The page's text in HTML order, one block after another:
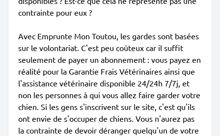
contrainte pour eux ?
Avec Emprunte Mon Toutou, les gardes sont basées
sur le volontariat. C'est peu coûteux car il suffit
seulement de payer un abonnement : vous payez en
réalité pour la Garantie Frais Vétérinaires ainsi que
l'assistance vétérinaire disponible 24/24h 7/7j, et
non les personnes à qui vous allez faire garder votre
chien. Si les gens s'inscrivent sur le site, c'est qu'ils
ont envie de s'occuper de chiens. Vous n'aurez pas
la contrainte de devoir déranger quelqu'un de votre